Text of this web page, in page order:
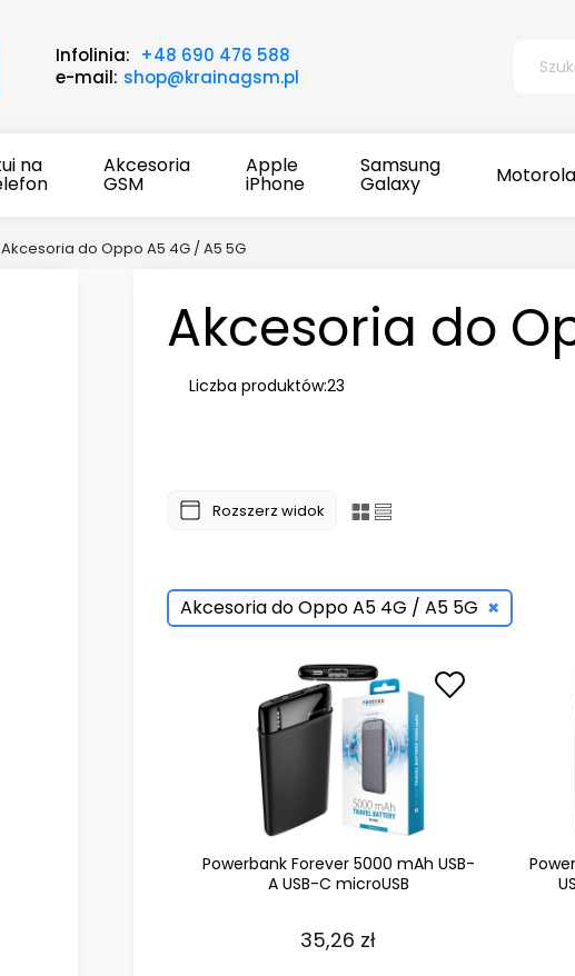
Infolinia: +48 690 476 588
e-mail: shop@krainagsm.pl
na Akcesoria
GSM
Apple
iPhone
Samsung
Galaxy Motorola
Akcesoria do Oppo A5 4G / A5 5G
Akcesoria do
Liczba produktów:23
Rozszerz widok
Akcesoria do Oppo A5 4G / A5 5G ×
Powerbank Forever 5000 mAh USB-
A USB-C microUSB
35,26 zł